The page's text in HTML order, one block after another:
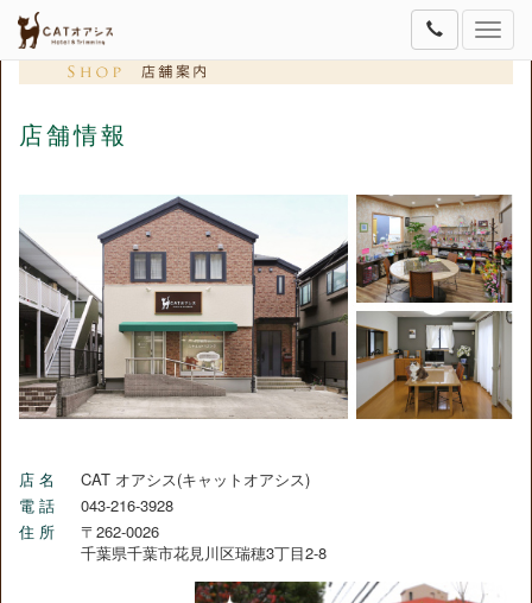
Toggle
店舗情報
店 名
CAT オアシス(キャットオアシス)
電 話
043-216-3928
住 所
〒262-0026
千葉県千葉市花見川区瑞穂3丁目2-8